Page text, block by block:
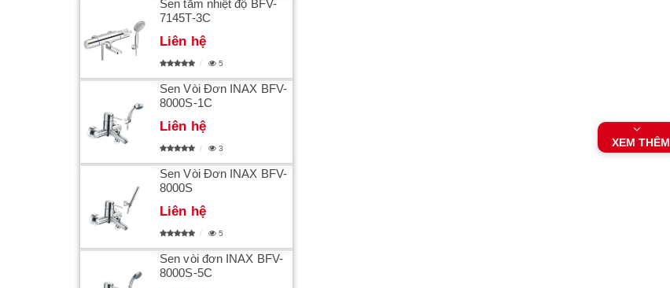
Sen tắm nhiệt độ BFV-
7145T-3C
Liên hệ
5
Sen Vòi Đơn INAX BFV-
8000S-1C
Liên hệ
3
Sen Vòi Đơn INAX BFV-
8000S
Liên hệ
5
Sen vòi đơn INAX BFV-
8000S-5C
XEM THÊM